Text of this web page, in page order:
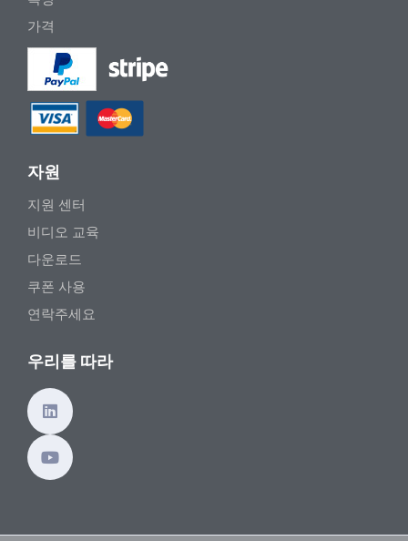
가격
자원
지원 센터
비디오 교육
다운로드
쿠폰 사용
연락주세요
우리를 따라